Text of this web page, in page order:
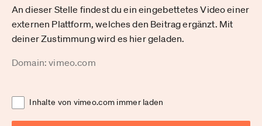
An dieser Stelle findest du ein eingebettetes Video einer
externen Plattform, welches den Beitrag ergänzt. Mit
deiner Zustimmung wird es hier geladen.
Domain: vimeo.com
Inhalte von vimeo.com immer laden